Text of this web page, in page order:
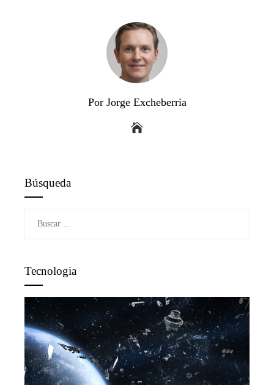
Por Jorge Excheberria
Búsqueda
Tecnologia